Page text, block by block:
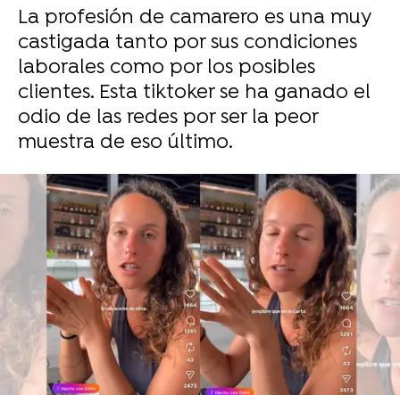
La profesión de camarero es una muy
castigada tanto por sus condiciones
laborales como por los posibles
clientes. Esta tiktoker se ha ganado el
odio de las redes por ser la peor
muestra de eso último.